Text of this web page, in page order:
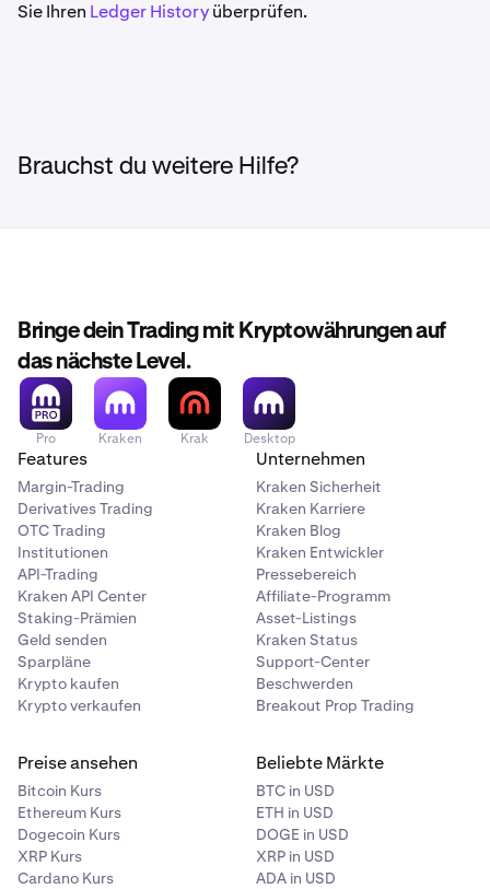
Sie Ihren Ledger Historyüberprüfen.
Brauchst du weitere Hilfe?
Bringe dein Trading mit Kryptowährungen auf
das nächste Level.
Pro Kraken Krak Desktop
Features
Margin-Trading
Derivatives Trading
OTC Trading
Institutionen
API-Trading
Kraken API Center
Staking-Prämien
Geld senden
Sparpläne
Krypto kaufen
Krypto verkaufen
Unternehmen
Kraken Sicherheit
Kraken Karriere
Kraken Blog
Kraken Entwickler
Pressebereich
Affiliate-Programm
Asset-Listings
Kraken Status
Support-Center
Beschwerden
Breakout Prop Trading
Preise ansehen
Bitcoin Kurs
Ethereum Kurs
Dogecoin Kurs
XRP Kurs
Cardano Kurs
Beliebte Märkte
BTC in USD
ETH in USD
DOGE in USD
XRP in USD
ADA in USD